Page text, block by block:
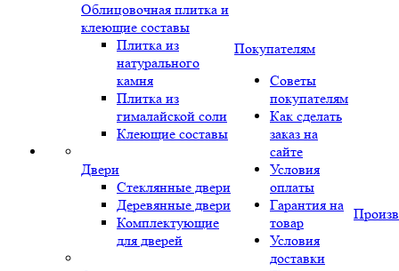
Облицовочная плитка и
клеющие составы
Плитка из
натурального
камня
Плитка из
гималайской соли
Клеющие составы
Двери
Стеклянные двери
Деревянные двери
Комплектующие
для дверей
Покупателям
Советы
покупателям
Как сделать
заказ на
сайте
Условия
оплаты
Гарантия на
товар
Условия
доставки